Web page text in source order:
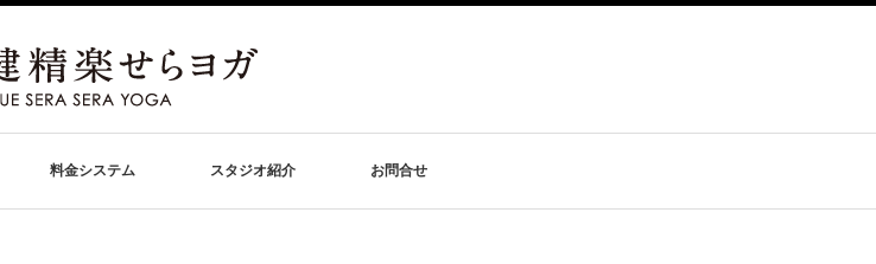
料金システム スタジオ紹介 お問合せ